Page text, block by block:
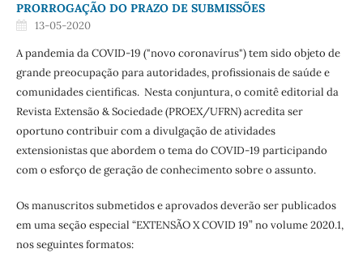
PRORROGAÇÃO DO PRAZO DE SUBMISSÕES
13-05-2020
A pandemia da COVID-19 ("novo coronavírus") tem sido objeto de
grande preocupação para autoridades, profissionais de saúde e
comunidades cientificas. Nesta conjuntura, o comitê editorial da
Revista Extensão & Sociedade (PROEX/UFRN) acredita ser
oportuno contribuir com a divulgação de atividades
extensionistas que abordem o tema do COVID-19 participando
com o esforço de geração de conhecimento sobre o assunto.
Os manuscritos submetidos e aprovados deverão ser publicados
em uma seção especial “EXTENSÃO X COVID 19” no volume 2020.1,
nos seguintes formatos: